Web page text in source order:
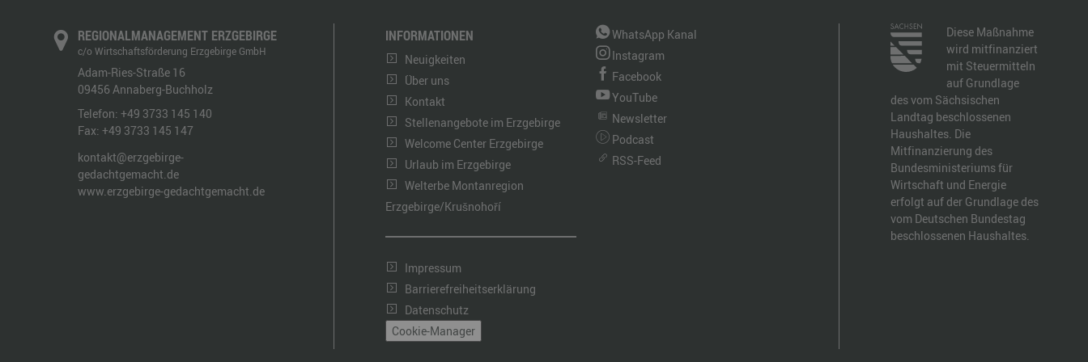
REGIONALMANAGEMENT ERZGEBIRGE
c/o Wirtschaftsförderung Erzgebirge GmbH
Adam-Ries-Straße 16
09456 Annaberg-Buchholz
Telefon: +49 3733 145 140
Fax: +49 3733 145 147
kontakt@erzgebirge-
gedachtgemacht.de
www.erzgebirge-gedachtgemacht.de
INFORMATIONEN
Neuigkeiten
Über uns
Kontakt
Stellenangebote im Erzgebirge
Welcome Center Erzgebirge
Urlaub im Erzgebirge
Welterbe Montanregion
Erzgebirge/Krušnohoří
Impressum
Barrierefreiheitserklärung
Datenschutz
Cookie-Manager
WhatsApp Kanal
Instagram
Facebook
YouTube
Newsletter
Podcast
RSS-Feed
Diese Maßnahme
wird mitfinanziert
mit Steuermitteln
auf Grundlage
des vom Sächsischen
Landtag beschlossenen
Haushaltes. Die
Mitfinanzierung des
Bundesministeriums für
Wirtschaft und Energie
erfolgt auf der Grundlage des
vom Deutschen Bundestag
beschlossenen Haushaltes.